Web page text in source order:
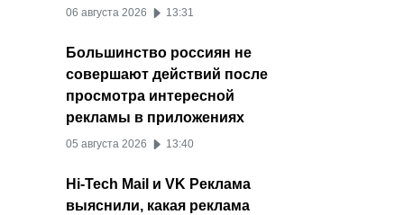
06 августа 2026 13:31
Большинство россиян не
совершают действий после
просмотра интересной
рекламы в приложениях
05 августа 2026 13:40
Hi-Tech Mail и VK Реклама
выяснили, какая реклама